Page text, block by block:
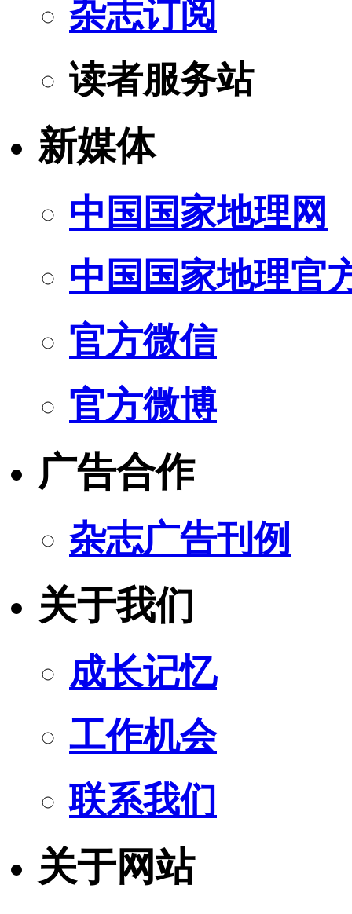
杂志订阅
读者服务站
新媒体
中国国家地理网
中国国家地理官
官方微信
官方微博
广告合作
杂志广告刊例
关于我们
成长记忆
工作机会
联系我们
关于网站